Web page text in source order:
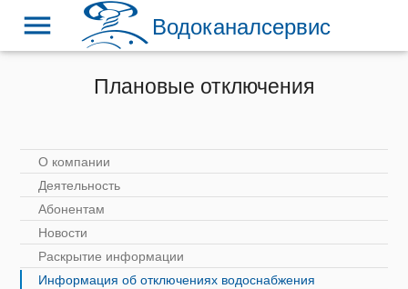
Водоканалсервис
menu
Плановые отключения
О компании
Деятельность
Абонентам
Новости
Раскрытие информации
Информация об отключениях водоснабжения